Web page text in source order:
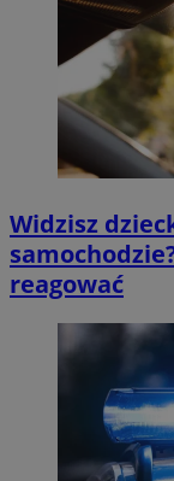
Widzisz
reagować